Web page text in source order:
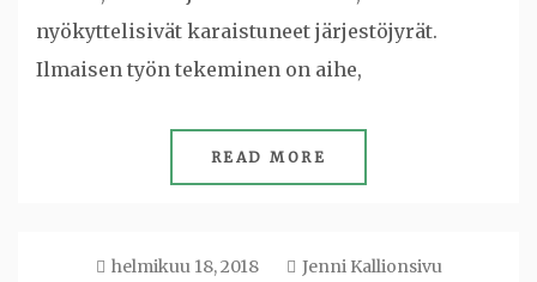
nyökyttelisivät karaistuneet järjestöjyrät.
Ilmaisen työn tekeminen on aihe,
READ MORE
helmikuu 18, 2018 Jenni Kallionsivu